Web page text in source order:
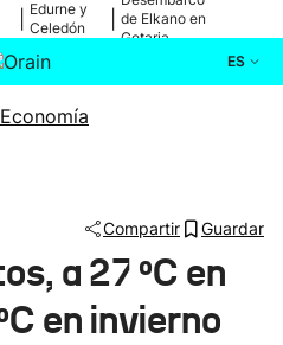
Edurne y
Celedón
de Elkano en
Getaria
ES
Economía
Compartir Guardar
a 27 ºC en
en invierno